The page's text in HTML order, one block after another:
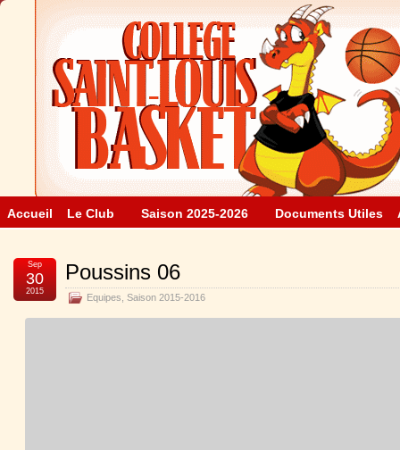
Accueil Le Club Saison 2025-2026 Documents Utiles
Poussins 06
Equipes Saison 2015-2016
Sep
30
2015